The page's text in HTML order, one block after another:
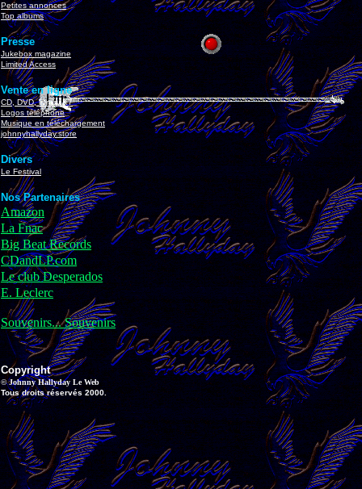
Petites annonces
Top albums
Presse
Jukebox magazine
Limited Access
Vente en ligne
CD, DVD, livres, K7
Logos téléphone
Musique en téléchargement
johnnyhallyday.store
Divers
Le Festival
Nos Partenaires
Amazon
La Fnac
Big Beat Records
CDandLP.com
Le club Desperados
E. Leclerc
Souvenirs... Souvenirs
Copyright
© Johnny Hallyday Le Web
Tous droits réservés 2000.